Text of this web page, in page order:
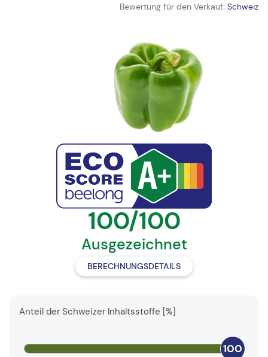
Bewertung für den Verkauf: Schweiz
100/100
Ausgezeichnet
BERECHNUNGSDETAILS
Anteil der Schweizer Inhaltsstoffe [%]
100